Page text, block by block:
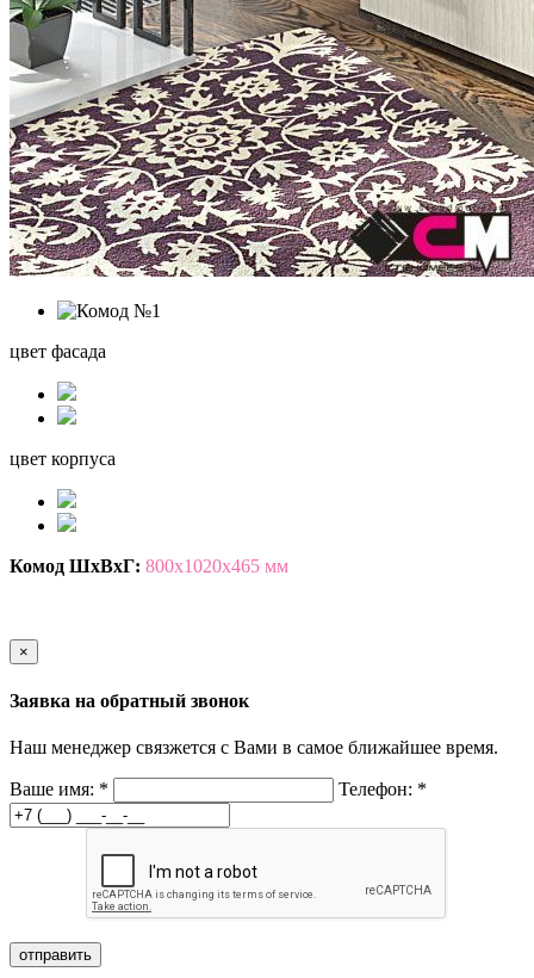
цвет фасада
цвет корпуса
Комод ШхВхГ: 800х1020х465 мм
×
Заявка на обратный звонок
Наш менеджер связжется с Вами в самое ближайшее время.
Ваше имя: * Телефон: *
отправить